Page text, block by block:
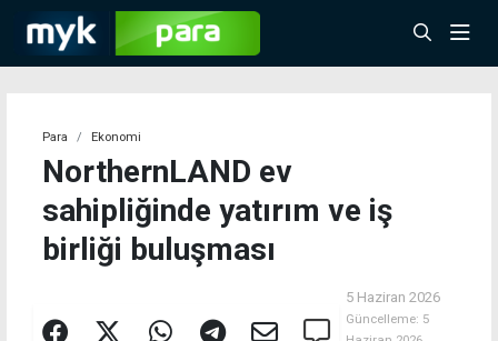
Para Ekonomi
NorthernLAND ev
sahipliğinde yatırım ve iş
birliği buluşması
5 Haziran 2026
Güncelleme: 5